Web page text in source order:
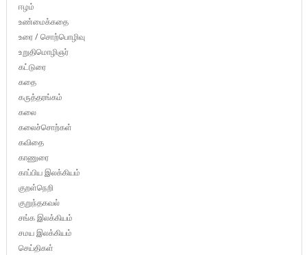
ஈழம்
உண்மைக்கதை
உரை / சொற்பொழிவு
உறுதிமொழிஞர்
கட்டுரை
கதை
கருத்தரங்கம்
கலை
கலைச்சொற்கள்
கவிதை
காணுரை
காப்பிய இலக்கியம்
குறள்நெறி
குறுந்தகவல்
சங்க இலக்கியம்
சமய இலக்கியம்
செய்திகள்